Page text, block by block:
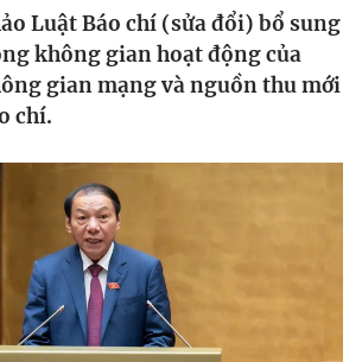
Luật Báo chí (sửa đổi) bổ sung
không gian hoạt động của
gian mạng và nguồn thu mới
chí.